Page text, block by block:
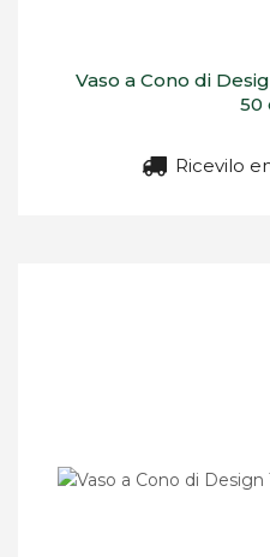
Vaso a Cono di
50
Ricevilo